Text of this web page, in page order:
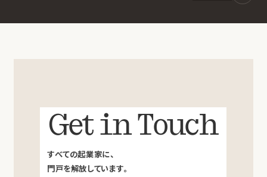
Get in Touch
すべての起業家に、
門戸を解放しています。